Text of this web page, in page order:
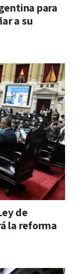
para
a su
de
la reforma